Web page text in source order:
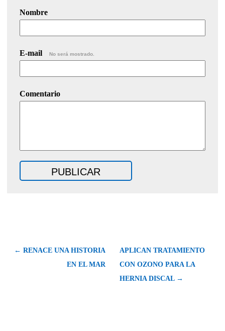
Nombre
E-mail No será mostrado.
Comentario
← RENACE UNA HISTORIA
EN EL MAR
APLICAN TRATAMIENTO
CON OZONO PARA LA
HERNIA DISCAL →